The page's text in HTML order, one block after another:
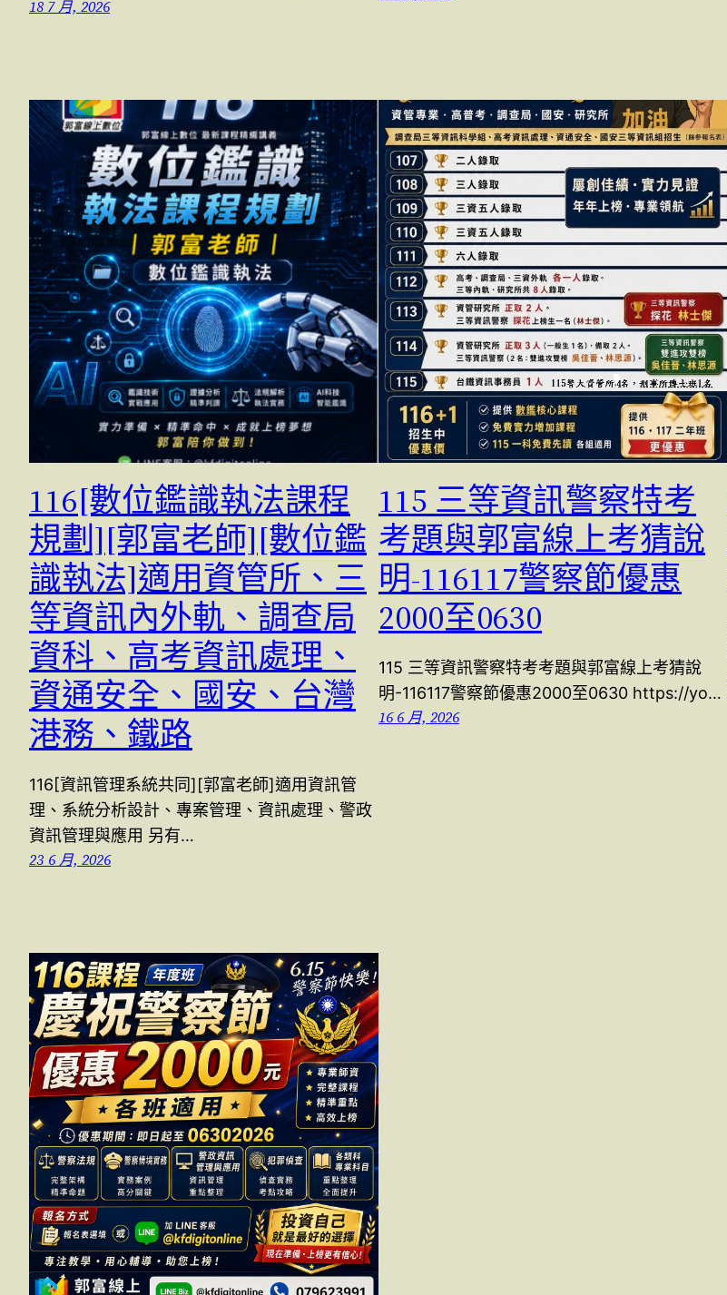
18 7 月, 2026
116[數位鑑識執法課程
規劃][郭富老師][數位鑑
識執法]適用資管所、三
等資訊內外軌、調查局
資科、高考資訊處理、
資通安全、國安、台灣
港務、鐵路
116[資訊管理系統共同][郭富老師]適用資訊管
理、系統分析設計、專案管理、資訊處理、警政
資訊管理與應用 另有…
23 6 月, 2026
115 三等資訊警察特考
考題與郭富線上考猜說
明-116117警察節優惠
2000至0630
115 三等資訊警察特考考題與郭富線上考猜說
明-116117警察節優惠2000至0630 https://yo…
16 6 月, 2026